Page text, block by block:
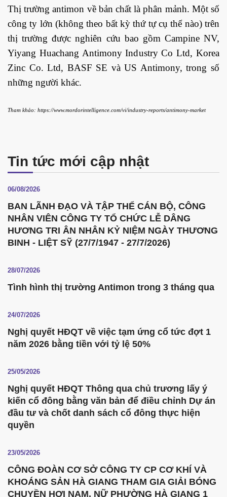
Thị trường antimon về bản chất là phân mảnh. Một số
công ty lớn (không theo bất kỳ thứ tự cụ thể nào) trên
thị trường được nghiên cứu bao gồm Campine NV,
Yiyang Huachang Antimony Industry Co Ltd, Korea
Zinc Co. Ltd, BASF SE và US Antimony, trong số
những người khác.
Tham khảo: https://www.mordorintelligence.com/vi/industry-reports/antimony-market
Tin tức mới cập nhật
06/08/2026
BAN LÃNH ĐẠO VÀ TẬP THỂ CÁN BỘ, CÔNG
NHÂN VIÊN CÔNG TY TỔ CHỨC LỄ DÂNG
HƯƠNG TRI ÂN NHÂN KỶ NIỆM NGÀY THƯƠNG
BINH - LIỆT SỸ (27/7/1947 - 27/7/2026)
28/07/2026
Tình hình thị trường Antimon trong 3 tháng qua
24/07/2026
Nghị quyết HĐQT về việc tạm ứng cổ tức đợt 1
năm 2026 bằng tiền với tỷ lệ 50%
25/05/2026
Nghị quyết HĐQT Thông qua chủ trương lấy ý
kiến cổ đông bằng văn bản để điều chỉnh Dự án
đầu tư và chốt danh sách cổ đông thực hiện
quyền
23/05/2026
CÔNG ĐOÀN CƠ SỞ CÔNG TY CP CƠ KHÍ VÀ
KHOÁNG SẢN HÀ GIANG THAM GIA GIẢI BÓNG
CHUYỀN HƠI NAM, NỮ PHƯỜNG HÀ GIANG 1